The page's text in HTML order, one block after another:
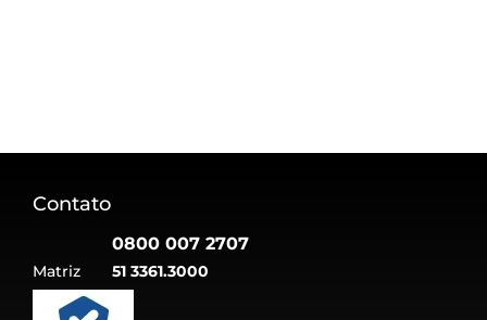
Contato
0800 007 2707
Matriz 51 3361.3000